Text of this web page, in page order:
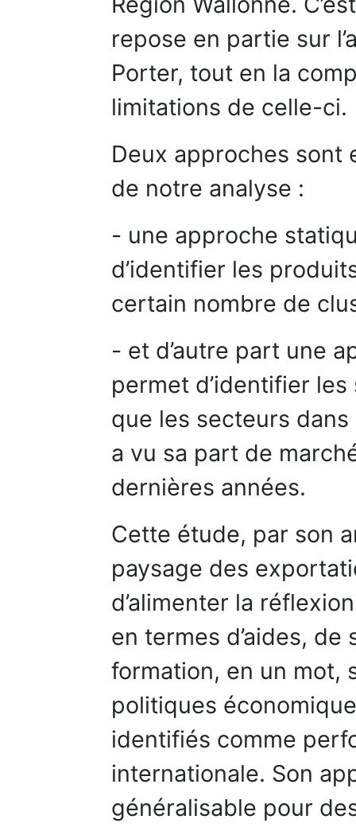
repose en partie sur
Porter, tout en la
limitations de celle-ci.
Deux approches sont
de notre analyse :
- une approche
d’identifier les
certain nombre de
- et d’autre part une
permet d’identifier
que les secteurs
a vu sa part de
dernières années.
Cette étude, par son
paysage des
d’alimenter la
en termes d’aides, de
formation, en un mot,
politiques
identifiés comme
internationale. Son
généralisable pour